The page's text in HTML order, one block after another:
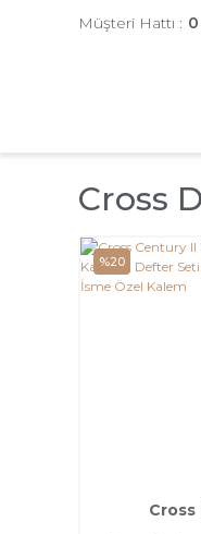
Müşteri Hattı : 0
Cross
%20
Cross